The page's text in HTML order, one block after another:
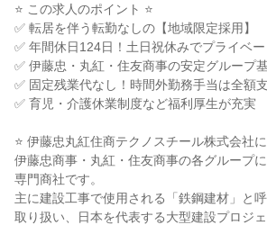
⭐ この求人のポイント ⭐
✅ 転居を伴う転勤なしの【地域限定採用】
✅ 年間休日124日！土日祝休みでプライベ
✅ 伊藤忠・丸紅・住友商事の安定グループ
✅ 固定残業代なし！時間外勤務手当は全額
✅ 育児・介護休業制度など福利厚生が充実
⭐ 伊藤忠丸紅住商テクノスチール株式会社
伊藤忠商事・丸紅・住友商事の各グループ
専門商社です。
主に建設工事で使用される「鉄鋼建材」と
取り扱い、日本を代表する大型建設プロジ